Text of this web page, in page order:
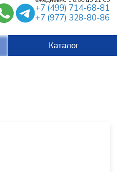
+7 (499) 714-68-81
+7 (977) 328-80-86
Каталог